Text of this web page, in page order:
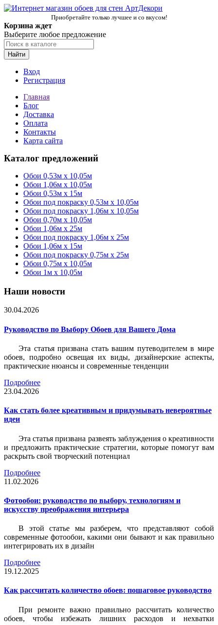
Приобретайте только лучшее и со вкусом!
Корзина ждет
Выберите любое предложение
Найти
Вход
Регистрация
Главная
Блог
Доставка
Оплата
Контакты
Карта сайта
Каталог предложений
Обои 0,53м x 10,05м
Обои 1,06м х 10,05м
Обои 0,53м x 15м
Обои под покраску 0,53м x 10,05м
Обои под покраску 1,06м х 10,05м
Обои 0,70м x 10,05м
Обои 1,06м x 25м
Обои под покраску 1,06м x 25м
Обои 1,06м x 15м
Обои под покраску 0,75м x 25м
Обои 0,75м x 10,05м
Обои 1м х 10,05м
Наши новости
30.04.2026
Руководство по Выбору Обоев для Вашего Дома
Эта статья призвана стать вашим путеводителем в мире
обоев, подробно освещая их виды, дизайнерские аспекты,
практические нюансы и современные тенденции
Подробнее
23.04.2026
Как стать более креативным и придумывать невероятные
идеи
Эта статья призвана развеять заблуждения о креативности
и предложить практические стратегии, которые помогут вам
раскрыть свой творческий потенциал
Подробнее
11.02.2026
Фотообои: руководство по выбору, технологиям и
искусству преображения интерьера
В этой статье мы разберем, что представляют собой
современные фотообои, какими они бывают и как правильно
интегрировать их в дизайн
Подробнее
19.12.2025
Как рассчитать количество обоев: пошаговое руководство
При ремонте важно правильно рассчитать количество
обоев, чтобы избежать лишних расходов и нехватки